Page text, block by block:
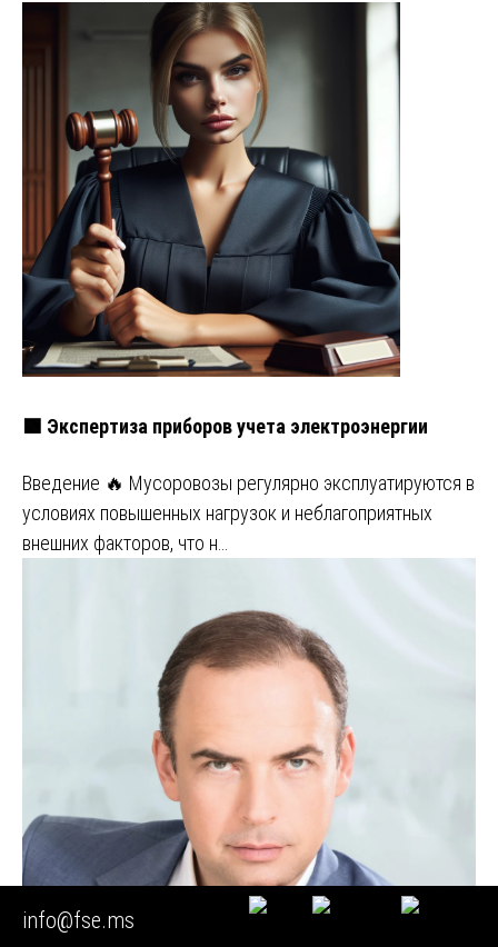
🟩 Экспертиза приборов учета электроэнергии
Введение 🔥 Мусоровозы регулярно эксплуатируются в
условиях повышенных нагрузок и неблагоприятных
внешних факторов, что н…
info@fse.ms